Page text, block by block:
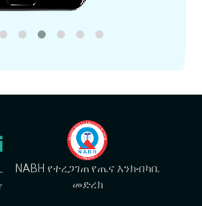
NABH የተረጋገጠ የጤና እንክብካቤ
መድረክ